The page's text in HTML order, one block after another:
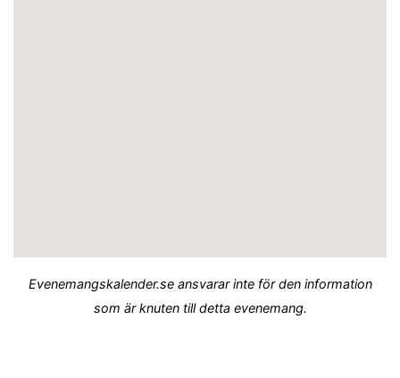
Evenemangskalender.se ansvarar inte för den information
som är knuten till detta evenemang.